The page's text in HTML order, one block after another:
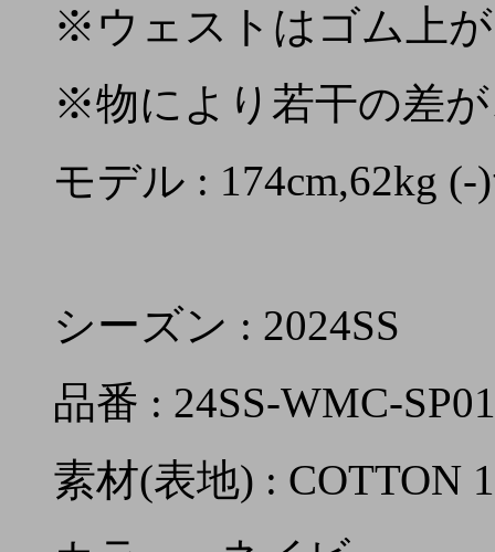
※ウェストはゴム上
※物により若干の差
モデル : 174cm,62kg
シーズン : 2024SS
品番 : 24SS-WMC-SP01
素材(表地) : COTTON